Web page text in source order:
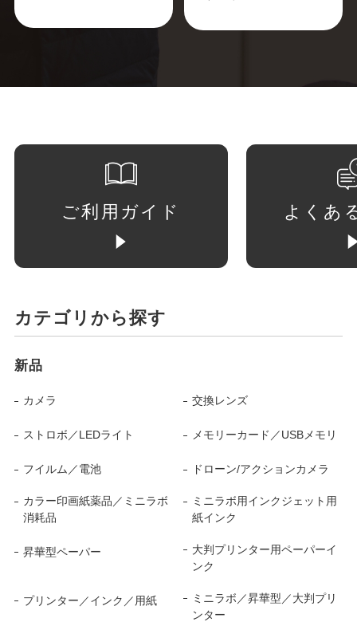
ご利用ガイド よくあ
カテゴリから探す
新品
カメラ 交換レンズ
ストロボ／LEDライト メモリーカード／USBメモリ
フイルム／電池 ドローン/アクションカメラ
カラー印画紙薬品／ミニラボ
消耗品
ミニラボ用インクジェット用
紙インク
昇華型ペーパー
大判プリンター用ペーパーイ
ンク
プリンター／インク／用紙
ミニラボ／昇華型／大判プリ
ンター